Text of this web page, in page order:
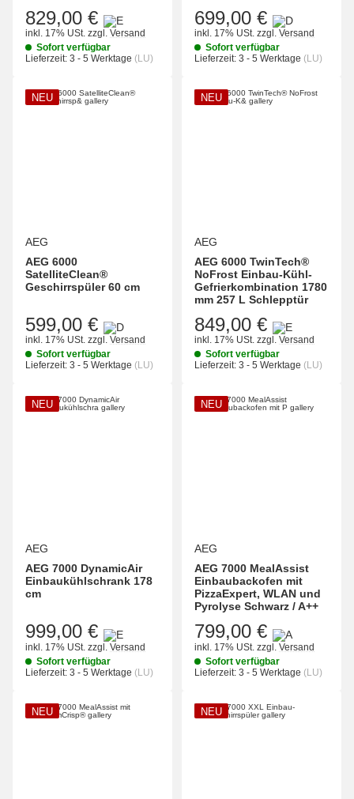
829,00 €
inkl. 17% USt. zzgl. Versand
Sofort verfügbar
Lieferzeit: 3 - 5 Werktage (LU)
699,00 €
inkl. 17% USt. zzgl. Versand
Sofort verfügbar
Lieferzeit: 3 - 5 Werktage (LU)
NEU
AEG
AEG 6000
SatelliteClean®
Geschirrspüler 60 cm
599,00 €
inkl. 17% USt. zzgl. Versand
Sofort verfügbar
Lieferzeit: 3 - 5 Werktage (LU)
NEU
AEG
AEG 6000 TwinTech®
NoFrost Einbau-Kühl-
Gefrierkombination 1780
mm 257 L Schlepptür
849,00 €
inkl. 17% USt. zzgl. Versand
Sofort verfügbar
Lieferzeit: 3 - 5 Werktage (LU)
NEU
AEG
AEG 7000 DynamicAir
Einbaukühlschrank 178
cm
999,00 €
inkl. 17% USt. zzgl. Versand
Sofort verfügbar
Lieferzeit: 3 - 5 Werktage (LU)
NEU
AEG
AEG 7000 MealAssist
Einbaubackofen mit
PizzaExpert, WLAN und
Pyrolyse Schwarz / A++
799,00 €
inkl. 17% USt. zzgl. Versand
Sofort verfügbar
Lieferzeit: 3 - 5 Werktage (LU)
NEU NEU